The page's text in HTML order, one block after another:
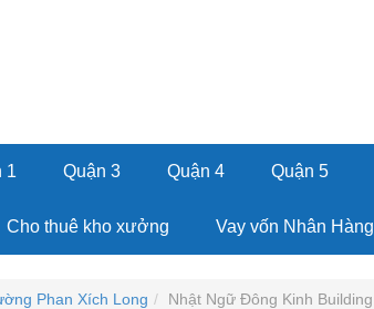
1 Quận 3 Quận 4 Quận 5
Cho thuê kho xưởng Vay vốn Nhân Hàng
Phan Xích Long Nhật Ngữ Đông Kinh Building